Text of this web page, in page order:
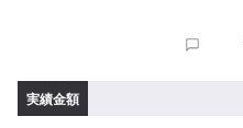
実績金額